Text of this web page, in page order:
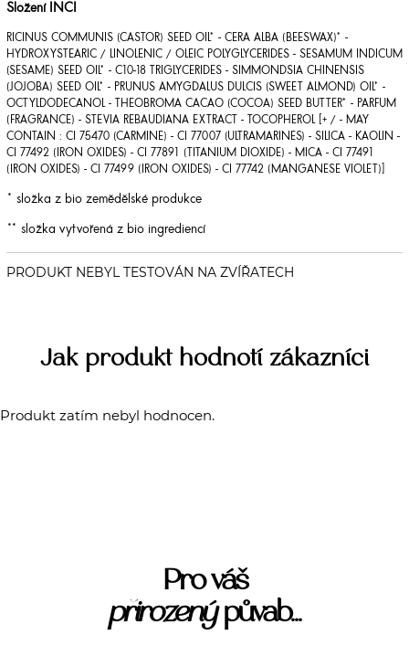
Složení INCI
RICINUS COMMUNIS (CASTOR) SEED OIL* - CERA ALBA (BEESWAX)* -
HYDROXYSTEARIC / LINOLENIC / OLEIC POLYGLYCERIDES - SESAMUM INDICUM
(SESAME) SEED OIL* - C10-18 TRIGLYCERIDES - SIMMONDSIA CHINENSIS
(JOJOBA) SEED OIL* - PRUNUS AMYGDALUS DULCIS (SWEET ALMOND) OIL* -
OCTYLDODECANOL - THEOBROMA CACAO (COCOA) SEED BUTTER* - PARFUM
(FRAGRANCE) - STEVIA REBAUDIANA EXTRACT - TOCOPHEROL [+ / - MAY
CONTAIN : CI 75470 (CARMINE) - CI 77007 (ULTRAMARINES) - SILICA - KAOLIN -
CI 77492 (IRON OXIDES) - CI 77891 (TITANIUM DIOXIDE) - MICA - CI 77491
(IRON OXIDES) - CI 77499 (IRON OXIDES) - CI 77742 (MANGANESE VIOLET)]
* složka z bio zemědělské produkce
** složka vytvořená z bio ingrediencí
Jak produkt hodnotí zákazníci
Produkt zatím nebyl hodnocen.
Pro váš
přirozenýpůvab...